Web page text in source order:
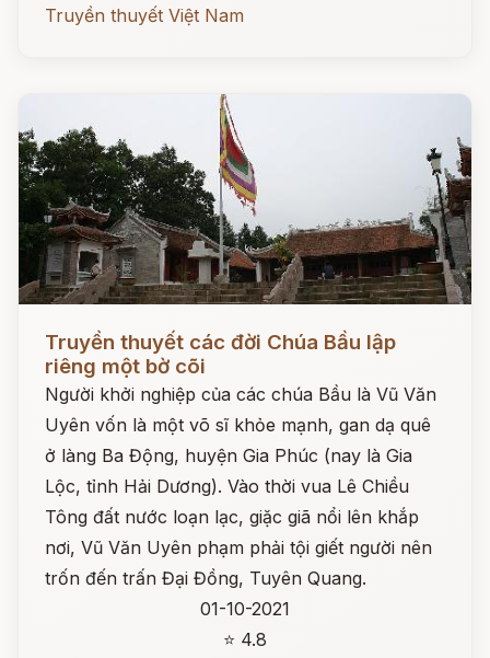
Truyền thuyết Việt Nam
Đọc ngay
Truyền thuyết các đời Chúa Bầu lập
riêng một bờ cõi
Người khởi nghiệp của các chúa Bầu là Vũ Văn
Uyên vốn là một võ sĩ khỏe mạnh, gan dạ quê
ở làng Ba Động, huyện Gia Phúc (nay là Gia
Lộc, tỉnh Hải Dương). Vào thời vua Lê Chiều
Tông đất nước loạn lạc, giặc giã nổi lên khắp
nơi, Vũ Văn Uyên phạm phải tội giết người nên
trốn đến trấn Đại Đồng, Tuyên Quang.
01-10-2021
⭐ 4.8